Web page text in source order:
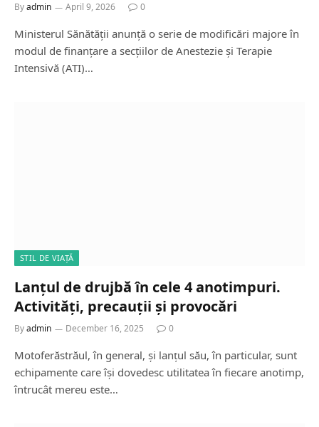
Byadmin April 9, 2026 0
Ministerul Sănătății anunță o serie de modificări majore în
modul de finanțare a secțiilor de Anestezie și Terapie
Intensivă (ATI)…
STIL DE VIAȚĂ
Lanțul de drujbă în cele 4 anotimpuri.
Activități, precauții și provocări
Byadmin December 16, 2025 0
Motoferăstrăul, în general, și lanțul său, în particular, sunt
echipamente care își dovedesc utilitatea în fiecare anotimp,
întrucât mereu este…